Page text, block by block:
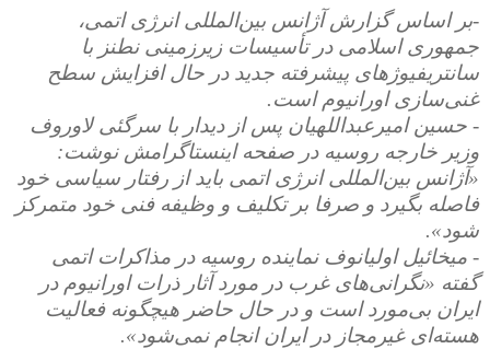
-بر اساس گزارش آژانس بین‌المللی انرژی اتمی،
جمهوری اسلامی در تأسیسات زیرزمینی نطنز با
سانتریفیوژهای پیشرفته جدید در حال افزایش سطح
غنی‌سازی اورانیوم است.
- حسین امیرعبداللهیان پس از دیدار با سرگئی لاوروف
وزیر خارجه روسیه در صفحه اینستاگرامش نوشت:
«آژانس بین‌المللی انرژی اتمی باید از رفتار سیاسی خود
فاصله بگیرد و صرفا بر تکلیف و وظیفه فنی خود متمرکز
شود».
- میخائیل اولیانوف نماینده روسیه در مذاکرات اتمی
گفته «نگرانی‌های غرب در مورد آثار ذرات اورانیوم در
ایران بی‌مورد است و در حال حاضر هیچگونه فعالیت
هسته‌ای غیرمجاز در ایران انجام نمی‌شود».